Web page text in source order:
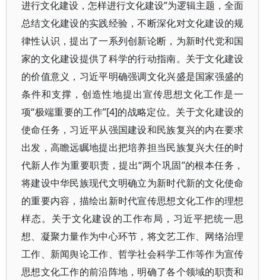
进行文化建设，怎样进行文化建设”为逻辑主题，全面
总结文化建设的实践经验，不断深化对文化建设的规
律性认识，提出了一系列创新论断，为新时代党和国
家的文化建设提供了科学的行动指南。关于文化建设
的价值意义，习近平明确强调文化兴盛是国家强盛的
条件和支撑，创造性地提出宣传思想文化工作是一
项“极端重要的工作”[4]的战略定位。关于文化建设的
使命任务，习近平从强国建设和民族复兴的内在要求
出发，高瞻远瞩地提出把培养担当民族复兴大任的时
代新人作为重要职责，提出“两个巩固”的根本任务，
将建设中华民族现代文明确立为新时代新的文化使命
的重要内容，描绘出新时代宣传思想文化工作的理想
样态。关于文化建设的工作布局，习近平把统一思
想、凝聚力量作为中心环节，将文艺工作、网络治理
工作、新闻舆论工作、哲学社会科学工作等作为宣传
思想文化工作的前沿阵地，明确了各个领域的职责和